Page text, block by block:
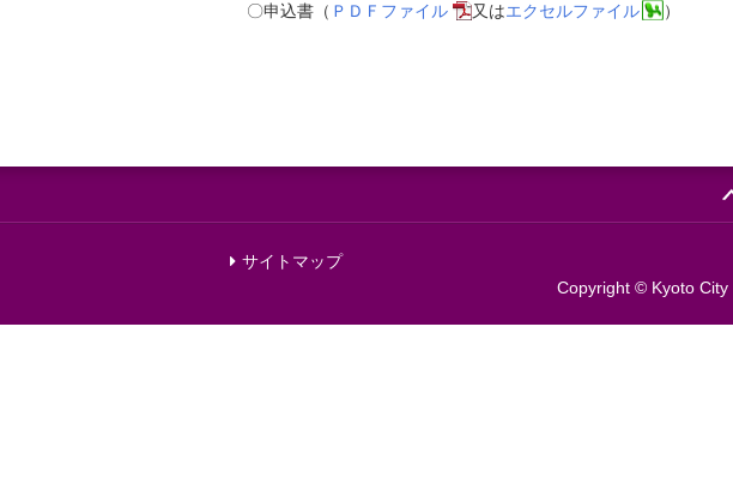
〇申込書（ ＰＤＦファイル 又はエクセルファイル ）
サイトマップ
Copyright © Kyoto City